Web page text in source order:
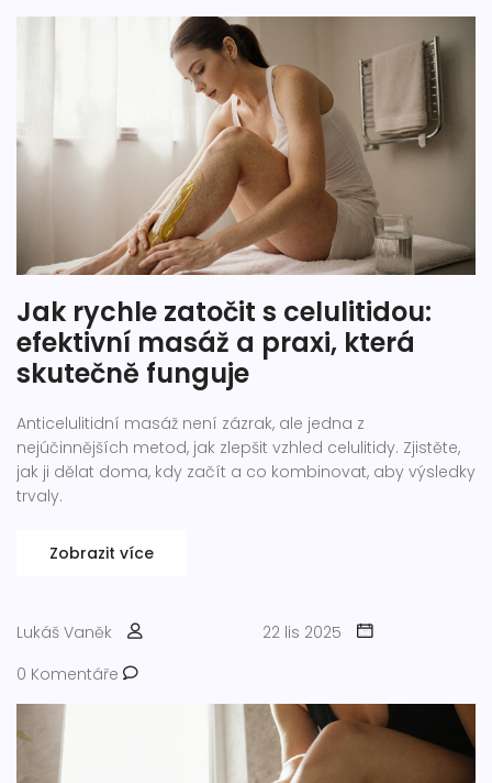
Jak rychle zatočit s celulitidou:
efektivní masáž a praxi, která
skutečně funguje
Anticelulitidní masáž není zázrak, ale jedna z
nejúčinnějších metod, jak zlepšit vzhled celulitidy. Zjistěte,
jak ji dělat doma, kdy začít a co kombinovat, aby výsledky
trvaly.
Zobrazit více
Lukáš Vaněk
22 lis 2025
0 Komentáře